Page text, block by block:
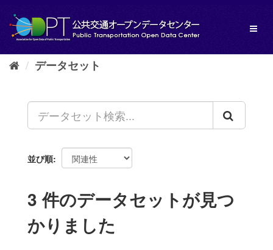
し
データセット
並び順
3 件のデータセットが見つ
かりました